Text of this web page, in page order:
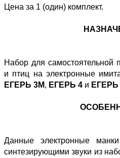
Цена за 1 (один) комплект.
Набор для самостоятельной
и птиц на электронные
ЕГЕРЬ 3М, ЕГЕРЬ 4 и ЕГЕРЬ
Данные электронные
синтезирующими звуки из